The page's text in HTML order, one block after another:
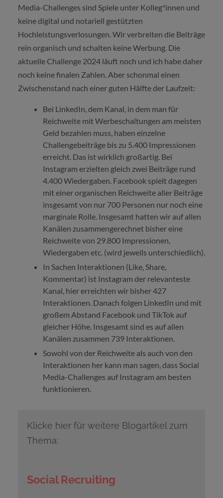
Media-Challenges sind Spiele unter Kolleg*innen und
keine digital und notariell gestützten
Hochleistungsverlosungen. Wir verbreiten die Beiträge
rein organisch und schalten keine Werbung. Die
aktuelle Challenge 2024 läuft noch und ich habe daher
noch keine finalen Zahlen. Aber schonmal einen
Zwischenstand nach einer guten Hälfte der Laufzeit:
Bei LinkedIn, dem Kanal, in dem man für
Reichweite mit Werbeschaltungen am meisten
Geld bezahlen muss, haben einzelne
Challengebeiträge bis zu 5.400 Impressionen
erreicht. Das ist wirklich großartig. Bei
Instagram erzielten gleich zwei Beiträge rund
4.400 Wiedergaben. Facebook spielt dagegen
mit einer organischen Reichweite aller Beiträge
insgesamt von nur 700 Personen nur noch eine
marginale Rolle. Insgesamt hatten wir auf allen
Kanälen zusammengerechnet bisher eine
Reichweite von 29.800 Impressionen,
Wiedergaben etc. (wird jeweils unterschiedlich).
In Sachen Interaktionen (Like, Share,
Kommentar) ist Instagram der relevanteste
Kanal, hier erreichten wir bisher 427
Interaktionen. Danach folgen LinkedIn und mit
großem Abstand Facebook und TikTok auf
gleicher Höhe. Insgesamt sind es auf allen
Kanälen zusammen 739 Interaktionen.
Sowohl von der Reichweite als auch von den
Interaktionen her kann man sagen, dass Social
Media-Challenges auf Instagram am besten
funktionieren.
Klicke hier für weitere Blogartikel zum
Thema:
Social Recruiting